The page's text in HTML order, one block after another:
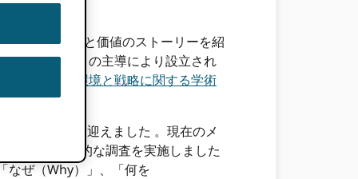
現場の経験と価値のストーリーを紹
会（AXIES）の主導により設立され
立し、
情報環境と戦略に関する学術
応しい節目を迎えました 。現在のメ
かけて包括的な調査を実施しました
なぜ（Why）」、「何を